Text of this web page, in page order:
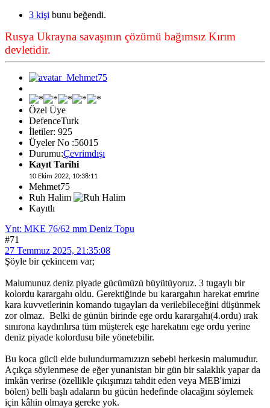
3 kişi bunu beğendi.
Rusya Ukrayna savaşının çözümü bağımsız Kırım
devletidir.
Özel Üye
DefenceTurk
İletiler: 925
Üyeler No :56015
Durumu:Çevrimdışı
Kayıt Tarihi
10 Ekim 2022, 10:38:11
Mehmet75
Ruh Halim
Kayıtlı
Ynt: MKE 76/62 mm Deniz Topu
#71
27 Temmuz 2025, 21:35:08
Şöyle bir çekincem var;
Malumunuz deniz piyade gücümüzü büyütüyoruz. 3 tugaylı bir
kolordu karargahı oldu. Gerektiğinde bu karargahın harekat emrine
kara kuvvetlerinin komando tugayları da verilebileceğini düşünmek
zor olmaz. Belki de günün birinde ege ordu karargahı(4.ordu) ırak
sınırona kaydırılırsa tüm müşterek ege harekatını ege ordu yerine
deniz piyade kolordusu bile yönetebilir.
Bu koca gücü elde bulundurmamızızn sebebi herkesin malumudur.
Açıkça söylenmese de eğer yunanistan bir gün bir salaklık yapar da
imkân verirse (özellikle çıkışımızı tahdit eden veya MEB'imizi
bölen) belli başlı adaların bu gücün hedefinde olacağını söylemek
için kâhin olmaya gereke yok.